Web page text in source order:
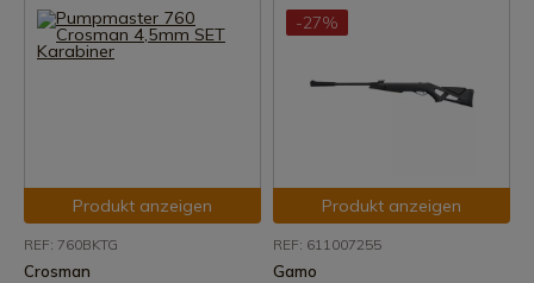
Produkt anzeigen
REF: 760BKTG
Crosman
-27%
Produkt anzeigen
REF: 611007255
Gamo